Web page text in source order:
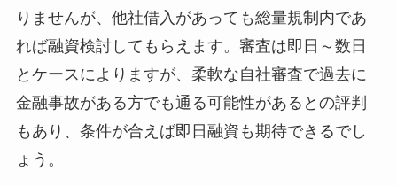
りませんが、他社借入があっても総量規制内であ
れば融資検討してもらえます。審査は即日～数日
とケースによりますが、柔軟な自社審査で過去に
金融事故がある方でも通る可能性があるとの評判
もあり、条件が合えば即日融資も期待できるでし
ょう。